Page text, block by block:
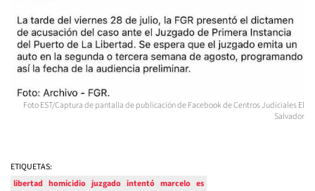
Foto EST/Captura de pantalla de publicación de Facebook de Centros Judiciales El
Salvador
ETIQUETAS:
libertad homicidio juzgado intentó marcelo es